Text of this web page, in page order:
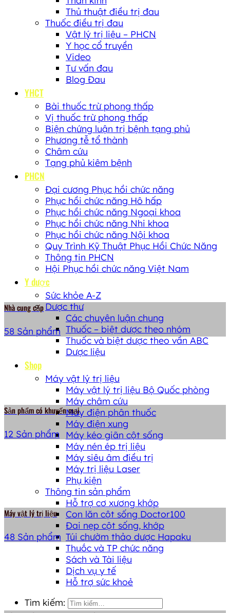
Thủ thuật điều trị đau
Thuốc điều trị đau
Vật lý trị liệu – PHCN
Y học cổ truyền
Video
Tư vấn đau
Blog Đau
YHCT
Bài thuốc trừ phong thấp
Vị thuốc trừ phong thấp
Biện chứng luận trị bệnh tạng phủ
Phương tễ tổ thành
Châm cứu
Tạng phủ kiêm bệnh
PHCN
Đại cương Phục hồi chức năng
Phục hồi chức năng Hô hấp
Phục hồi chức năng Ngoại khoa
Phục hồi chức năng Nhi khoa
Phục hồi chức năng Nội khoa
Quy Trình Kỹ Thuật Phục Hồi Chức Năng
Thông tin PHCN
Hội Phục hồi chức năng Việt Nam
Y dược
Sức khỏe A-Z
Dược thư
Các chuyên luận chung
Thuốc – biệt dược theo nhóm
Thuốc và biệt dược theo vần ABC
Dược liệu
Shop
Máy vật lý trị liệu
Máy vật lý trị liệu Bộ Quốc phòng
Máy châm cứu
Máy điện phân thuốc
Máy điện xung
Máy kéo giãn cột sống
Máy nén ép trị liệu
Máy siêu âm điều trị
Máy trị liệu Laser
Phụ kiện
Thông tin sản phẩm
Hỗ trợ cơ xương khớp
Con lăn cột sống Doctor100
Đai nẹp cột sống, khớp
Túi chườm thảo dược Hapaku
Thuṓc và TP chức năng
Sách và Tài liệu
Dịch vụ y tế
Hỗ trợ sức khoẻ
Tìm kiếm:
Nhà cung cấp
58 Sản phẩm
Sản phẩm có khuyến mại
12 Sản phẩm
Máy vật lý trị liệu
48 Sản phẩm